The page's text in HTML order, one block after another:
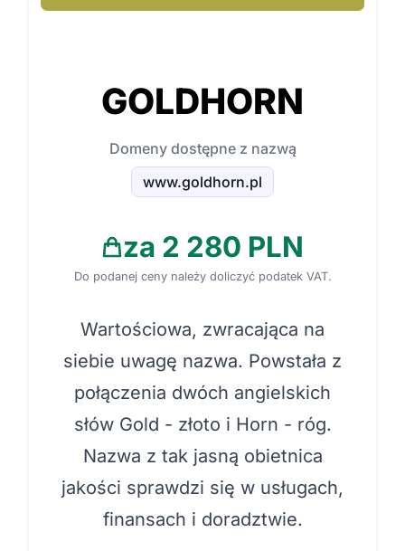
GOLDHORN
Domeny dostępne z nazwą
www.goldhorn.pl
za 2 280 PLN
Do podanej ceny należy doliczyć podatek VAT.
Wartościowa, zwracająca na
siebie uwagę nazwa. Powstała z
połączenia dwóch angielskich
słów Gold - złoto i Horn - róg.
Nazwa z tak jasną obietnica
jakości sprawdzi się w usługach,
finansach i doradztwie.